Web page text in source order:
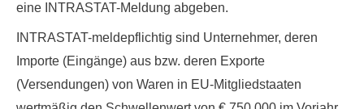
eine INTRASTAT-Meldung abgeben.
INTRASTAT-meldepflichtig sind Unternehmer, deren
Importe (Eingänge) aus bzw. deren Exporte
(Versendungen) von Waren in EU-Mitgliedstaaten